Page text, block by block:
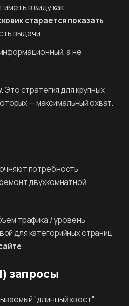
в виду как
старается показать
выдачи.
а не
. Это стратегия для крупных
— максимальный охват.
потребность
двухкомнатной
трафика / уровень
для категорийных страниц
.
запросы
"длинный хвост"